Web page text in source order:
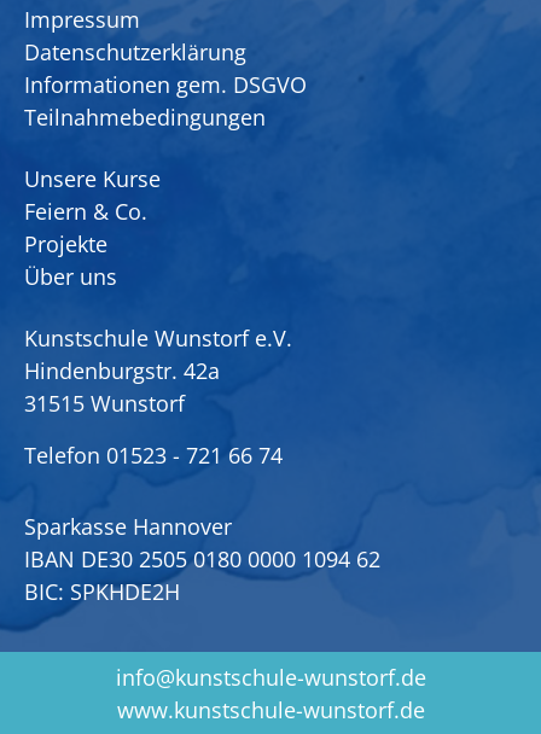
Impressum
Datenschutzerklärung
Informationen gem. DSGVO
Teilnahmebedingungen
Unsere Kurse
Feiern & Co.
Projekte
Über uns
Kunstschule Wunstorf e.V.
Hindenburgstr. 42a
31515 Wunstorf
Telefon 01523 - 721 66 74
Sparkasse Hannover
IBAN DE30 2505 0180 0000 1094 62
BIC: SPKHDE2H
info@kunstschule-wunstorf.de
www.kunstschule-wunstorf.de